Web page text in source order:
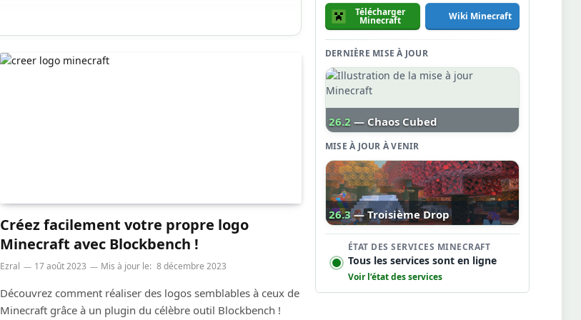
Créez facilement votre propre logo
Minecraft avec Blockbench !
Ezral 17 août 2023 Mis à jour le: 8 décembre 2023
Découvrez comment réaliser des logos semblables à ceux de
Minecraft grâce à un plugin du célèbre outil Blockbench !
Télécharger
Minecraft Wiki Minecraft
DERNIÈRE MISE À JOUR
26.2 — Chaos Cubed
MISE À JOUR À VENIR
26.3 — Troisième Drop
ÉTAT DES SERVICES MINECRAFT
Tous les services sont en ligne
Voir l’état des services